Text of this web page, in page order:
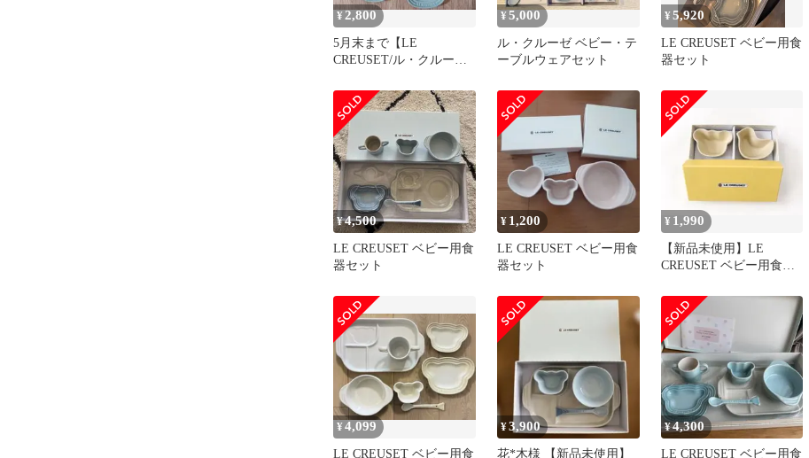
¥ 2,800
5月末まで【LE
CREUSET/ル・クルー
¥5,000
ル・クルーゼ ベビー・テ
ーブルウェアセット
¥5,920
LE CREUSET ベビー用食
器セット
¥4,500
LE CREUSET ベビー用食
器セット
¥ 1,200
LE CREUSET ベビー用食
器セット
¥ 1,990
【新品未使用】LE
CREUSET ベビー用食器
¥4,099
LE CREUSET ベビー用食
¥3,900
花*木様 【新品未使用】
¥4,300
LE CREUSET ベビー用食